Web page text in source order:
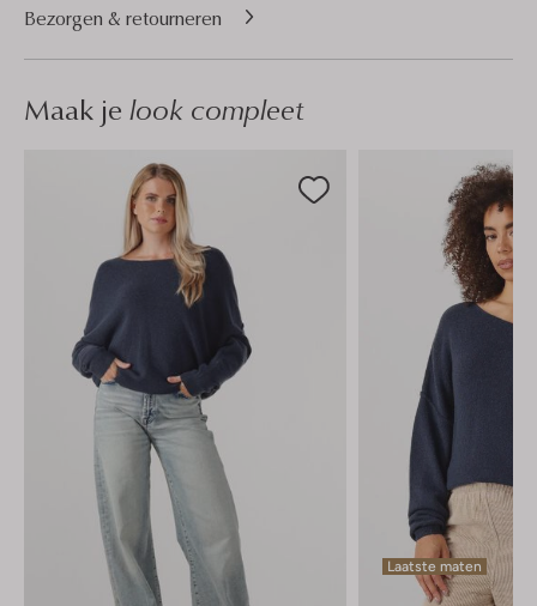
Bezorgen & retourneren
Maak je look compleet
Laatste maten